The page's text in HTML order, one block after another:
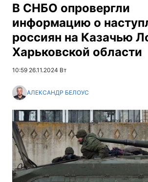
В СНБО опровергли
информацию о
россиян на Казачью
Харьковской области
10:59 26.11.2024 Вт
АЛЕКСАНДР БЕЛОУС